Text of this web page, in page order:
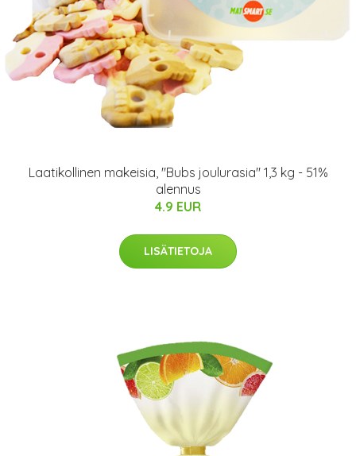
Laatikollinen makeisia, "Bubs joulurasia" 1,3 kg - 51%
alennus
4.9 EUR
LISÄTIETOJA